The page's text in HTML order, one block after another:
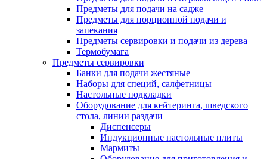
Предметы для подачи на садже
Предметы для порционной подачи и
запекания
Предметы сервировки и подачи из дерева
Термобумага
Предметы сервировки
Банки для подачи жестяные
Наборы для специй, салфетницы
Настольные подкладки
Оборудование для кейтеринга, шведского
стола, линии раздачи
Диспенсеры
Индукционные настольные плиты
Мармиты